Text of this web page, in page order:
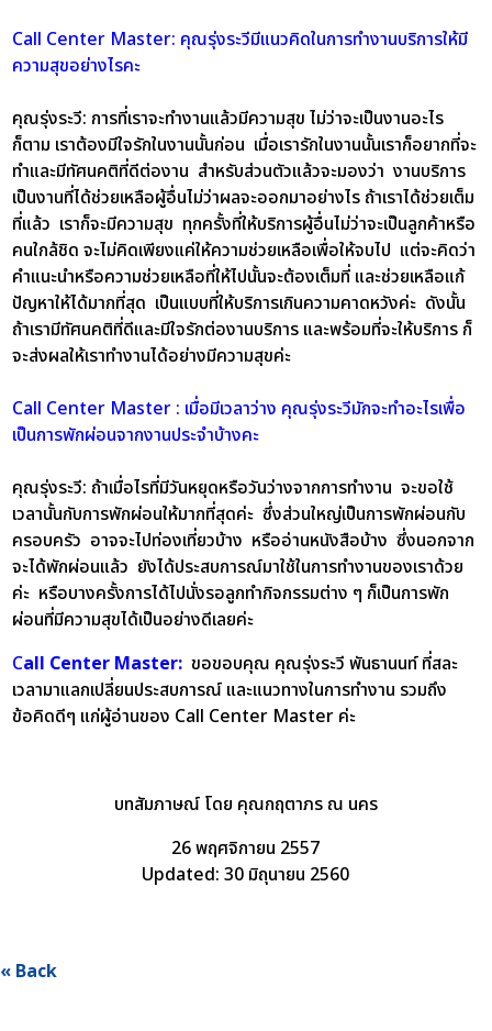
Call Center Master: คุณรุ่งระวีมีแนวคิดในการทำงานบริการให้มี
ความสุขอย่างไรคะ
คุณรุ่งระวี: การที่เราจะทำงานแล้วมีความสุข ไม่ว่าจะเป็นงานอะไร
ก็ตาม เราต้องมีใจรักในงานนั้นก่อน เมื่อเรารักในงานนั้นเราก็อยากที่จะ
ทำและมีทัศนคติที่ดีต่องาน สำหรับส่วนตัวแล้วจะมองว่า งานบริการ
เป็นงานที่ได้ช่วยเหลือผู้อื่นไม่ว่าผลจะออกมาอย่างไร ถ้าเราได้ช่วยเต็ม
ที่แล้ว เราก็จะมีความสุข ทุกครั้งที่ให้บริการผู้อื่นไม่ว่าจะเป็นลูกค้าหรือ
คนใกล้ชิด จะไม่คิดเพียงแค่ให้ความช่วยเหลือเพื่อให้จบไป แต่จะคิดว่า
คำแนะนำหรือความช่วยเหลือที่ให้ไปนั้นจะต้องเต็มที่ และช่วยเหลือแก้
ปัญหาให้ได้มากที่สุด เป็นแบบที่ให้บริการเกินความคาดหวังค่ะ ดังนั้น
ถ้าเรามีทัศนคติที่ดีและมีใจรักต่องานบริการ และพร้อมที่จะให้บริการ ก็
จะส่งผลให้เราทำงานได้อย่างมีความสุขค่ะ
Call Center Master : เมื่อมีเวลาว่าง คุณรุ่งระวีมักจะทำอะไรเพื่อ
เป็นการพักผ่อนจากงานประจำบ้างคะ
คุณรุ่งระวี: ถ้าเมื่อไรที่มีวันหยุดหรือวันว่างจากการทำงาน จะขอใช้
เวลานั้นกับการพักผ่อนให้มากที่สุดค่ะ ซึ่งส่วนใหญ่เป็นการพักผ่อนกับ
ครอบครัว อาจจะไปท่องเที่ยวบ้าง หรืออ่านหนังสือบ้าง ซึ่งนอกจาก
จะได้พักผ่อนแล้ว ยังได้ประสบการณ์มาใช้ในการทำงานของเราด้วย
ค่ะ หรือบางครั้งการได้ไปนั่งรอลูกทำกิจกรรมต่าง ๆ ก็เป็นการพัก
ผ่อนที่มีความสุขได้เป็นอย่างดีเลยค่ะ
Call Center Master: ขอขอบคุณ คุณรุ่งระวี พันธานนท์ ที่สละ
เวลามาแลกเปลี่ยนประสบการณ์ และแนวทางในการทำงาน รวมถึง
ข้อคิดดีๆ แก่ผู้อ่านของ Call Center Master ค่ะ
บทสัมภาษณ์ โดย คุณกฤตาภร ณ นคร
26 พฤศจิกายน 2557
Updated: 30 มิถุนายน 2560
« Back